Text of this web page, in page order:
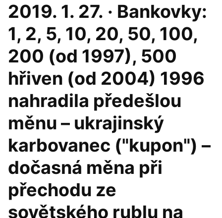
2019. 1. 27. · Bankovky:
1, 2, 5, 10, 20, 50, 100,
200 (od 1997), 500
hřiven (od 2004) 1996
nahradila předešlou
měnu – ukrajinský
karbovanec ("kupon") –
dočasná měna při
přechodu ze
sovětského rublu na